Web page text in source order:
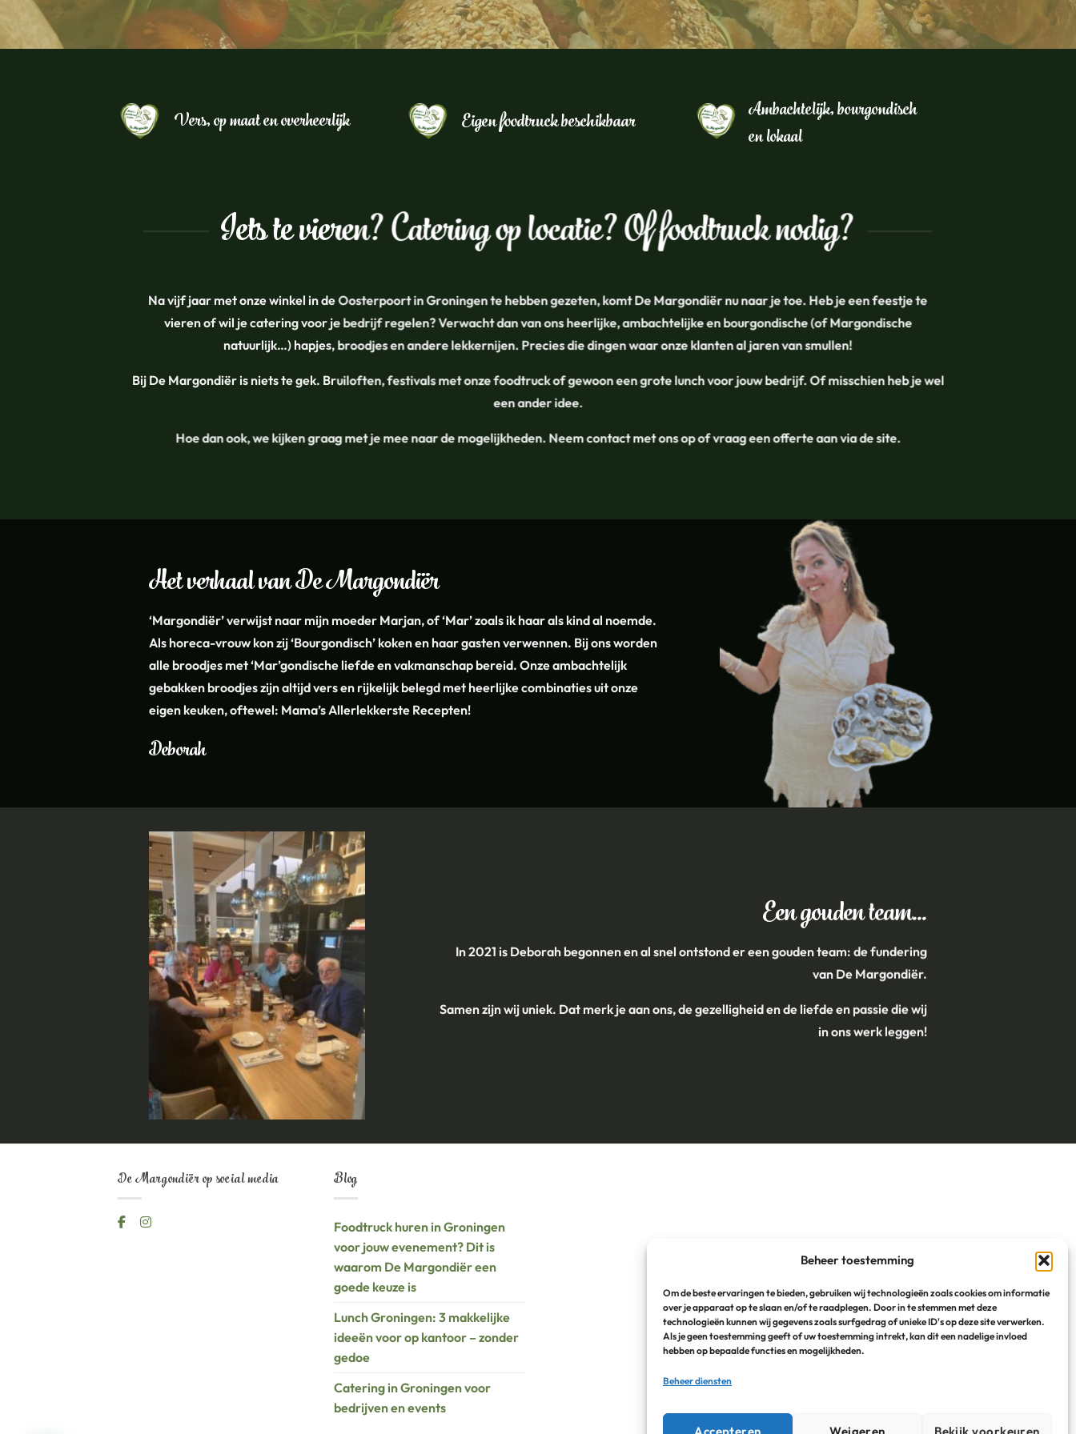
Beheer toestemming
Om de beste ervaringen te bieden, gebruiken wij technologieën zoals cookies om informatie
over je apparaat op te slaan en/of te raadplegen. Door in te stemmen met deze
technologieën kunnen wij gegevens zoals surfgedrag of unieke ID's op deze site verwerken.
Als je geen toestemming geeft of uw toestemming intrekt, kan dit een nadelige invloed
hebben op bepaalde functies en mogelijkheden.
Beheer diensten
Vers, op maat en overheerlijk Eigen foodtruck beschikbaar
Ambachtelijk, bourgondisch
en lokaal
Iets te vieren? Catering op locatie? Of foodtruck nodig?
Na vijf jaar met onze winkel in de Oosterpoort in Groningen te hebben gezeten, komt De Margondiër nu naar je toe. Heb je een feestje te
vieren of wil je catering voor je bedrijf regelen? Verwacht dan van ons heerlijke, ambachtelijke en bourgondische (of Margondische
natuurlijk…) hapjes, broodjes en andere lekkernijen. Precies die dingen waar onze klanten al jaren van smullen!
Bij De Margondiër is niets te gek. Bruiloften, festivals met onze foodtruck of gewoon een grote lunch voor jouw bedrijf. Of misschien heb je wel
een ander idee.
Hoe dan ook, we kijken graag met je mee naar de mogelijkheden. Neem contact met ons op of vraag een offerte aan via de site.
Het verhaal van De Margondiër
‘Margondiër’ verwijst naar mijn moeder Marjan, of ‘Mar’ zoals ik haar als kind al noemde.
Als horeca-vrouw kon zij ‘Bourgondisch’ koken en haar gasten verwennen. Bij ons worden
alle broodjes met ‘Mar’gondische liefde en vakmanschap bereid. Onze ambachtelijk
gebakken broodjes zijn altijd vers en rijkelijk belegd met heerlijke combinaties uit onze
eigen keuken, oftewel: Mama’s Allerlekkerste Recepten!
Deborah
Een gouden team…
In 2021 is Deborah begonnen en al snel ontstond er een gouden team: de fundering
van De Margondiër.
Samen zijn wij uniek. Dat merk je aan ons, de gezelligheid en de liefde en passie die wij
in ons werk leggen!
De Margondiër op social media Blog
Foodtruck huren in Groningen
voor jouw evenement? Dit is
waarom De Margondiër een
goede keuze is
Lunch Groningen: 3 makkelijke
ideeën voor op kantoor – zonder
gedoe
Catering in Groningen voor
bedrijven en events